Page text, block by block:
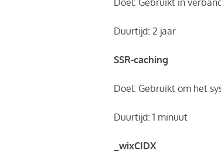
Doel: Gebruikt in
Duurtijd: 2 jaar
SSR-caching
Doel: Gebruikt om het
Duurtijd: 1 minuut
_wixCIDX